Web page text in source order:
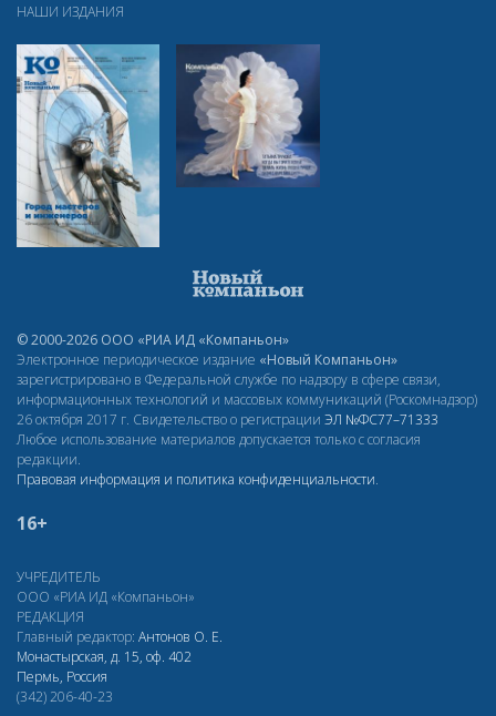
НАШИ ИЗДАНИЯ
© 2000-2026 ООО «РИА ИД «Компаньон»
Электронное периодическое издание «Новый Компаньон»
зарегистрировано в Федеральной службе по надзору в сфере связи,
информационных технологий и массовых коммуникаций (Роскомнадзор)
26 октября 2017 г. Свидетельство о регистрации ЭЛ №ФС77–71333
Любое использование материалов допускается только с согласия
редакции.
Правовая информация и политика конфиденциальности.
16+
УЧРЕДИТЕЛЬ
ООО «РИА ИД «Компаньон»
РЕДАКЦИЯ
Главный редактор: Антонов О. Е.
Монастырская, д. 15, оф. 402
Пермь, Россия
(342) 206-40-23